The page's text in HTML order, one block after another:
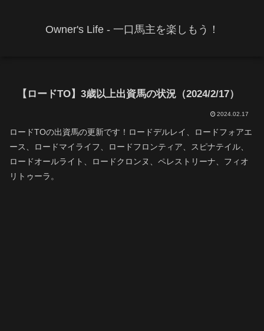
Owner's Life - 一口馬主を楽しもう！
【ロードTO】3歳以上出資馬の状況（2024/2/17）
2024.02.17
ロードTOの出資馬の更新です！ロードデルレイ、ロードフォアエ
ース、ロードマイライフ、ロードフロンティア、スピナテイル、
ロードオールライト、ロードクロンヌ、ペレストリーナ、フィオ
リトゥーラ。